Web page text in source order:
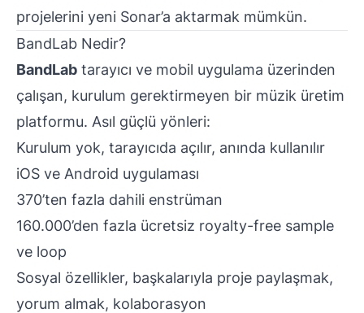
projelerini yeni Sonar’a aktarmak mümkün.
BandLab Nedir?
BandLab tarayıcı ve mobil uygulama üzerinden
çalışan, kurulum gerektirmeyen bir müzik üretim
platformu. Asıl güçlü yönleri:
Kurulum yok, tarayıcıda açılır, anında kullanılır
iOS ve Android uygulaması
370’ten fazla dahili enstrüman
160.000’den fazla ücretsiz royalty-free sample
ve loop
Sosyal özellikler, başkalarıyla proje paylaşmak,
yorum almak, kolaborasyon